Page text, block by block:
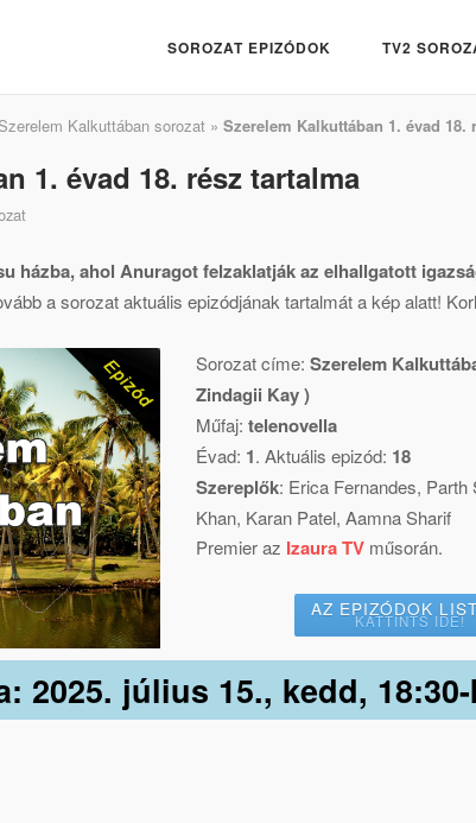
SOROZAT EPIZÓDOK TV2
Kalkuttában sorozat » Szerelem Kalkuttában 1. évad 18.
1. évad 18. rész tartalma
házba, ahol Anuragot felzaklatják az elhallgatott
a sorozat aktuális epizódjának tartalmát a kép alatt!
Sorozat címe:Szerelem
Zindagii Kay )
Műfaj:telenovella
Évad: 1. Aktuális epizód: 18
Szereplők: Erica Fernandes, Parth
Khan, Karan Patel,Aamna Sharif
Premier az Izaura TV műsorán.
AZ EPIZÓDOK
KATTINTS IDE!
2025. július 15., kedd,